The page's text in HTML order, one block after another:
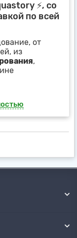
⚡, со
по всей
от
из
,
категории
окажут